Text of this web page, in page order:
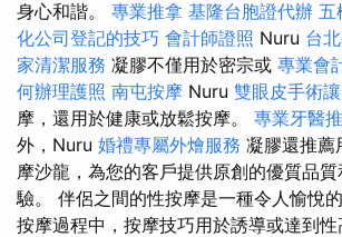
身心和諧。 專業推拿 基隆台胞證代辦 五
化公司登記的技巧 會計師證照 Nuru 台
家清潔服務 凝膠不僅用於密宗或 專業會
何辦理護照 南屯按摩 Nuru 雙眼皮手術
摩，還用於健康或放鬆按摩。 專業牙醫
外，Nuru 婚禮專屬外燴服務 凝膠還推薦
摩沙龍，為您的客戶提供原創的優質品
驗。 伴侶之間的性按摩是一種令人愉悅
按摩過程中，按摩技巧用於誘導或達到